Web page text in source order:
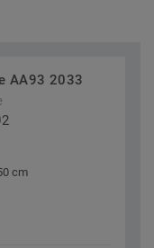
AA93 2033
cm